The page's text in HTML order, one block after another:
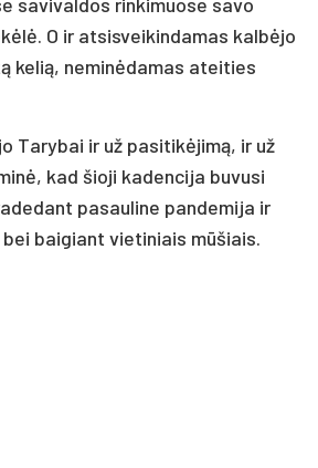
O ir atsisveikindamas kalbėjo
kelią, neminėdamas ateities
Tarybai ir už pasitikėjimą, ir už
kad šioji kadencija buvusi
pasauline pandemija ir
baigiant vietiniais mūšiais.